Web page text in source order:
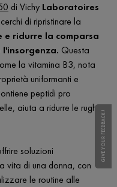
di Vichy Laboratoires
di ripristinare la
ridurre la comparsa
l'insorgenza. Questa
la vitamina B3, nota
uniformanti e
peptidi pro
aiuta a ridurre le rughe
soluzioni
vita di una donna, con
le routine alle
GIVE YOUR FEEDBACK !
GIVE YOUR FEEDBACK !